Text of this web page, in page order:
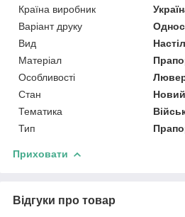
Країна виробник
Варіант друку
Вид
Матеріал
Особливості
Стан
Новий
Тематика
Тип
Приховати
Відгуки про товар